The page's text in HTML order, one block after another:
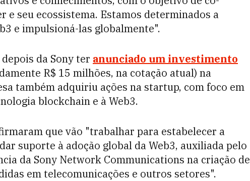
e seu ecossistema. Estamos determinados a
e impulsioná-las globalmente".
da Sony ter anunciado um investimento
R$ 15 milhões, na cotação atual) na
também adquiriu ações na startup, com foco em
blockchain e à Web3.
que vão "trabalhar para estabelecer a
suporte à adoção global da Web3, auxiliada pelo
da Sony Network Communications na criação de
em telecomunicações e outros setores".